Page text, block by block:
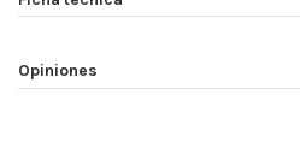
Opiniones